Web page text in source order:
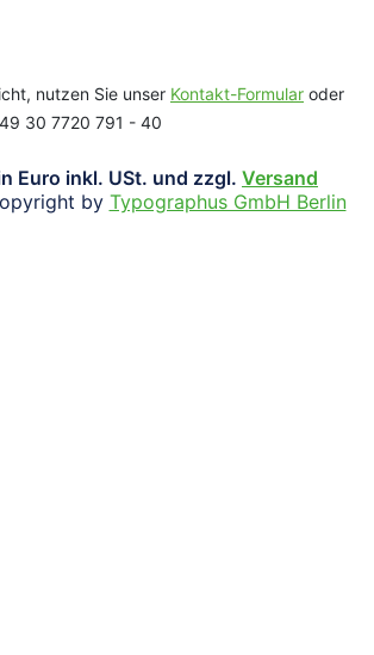
nutzen Sie unser Kontakt-Formular oder
30 7720 791 - 40
Euro inkl. USt. und zzgl. Versand
by Typographus GmbH Berlin